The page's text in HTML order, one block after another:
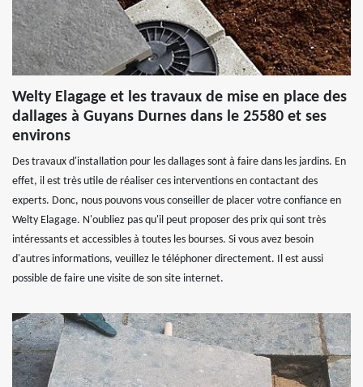
Welty Elagage et les travaux de mise en place des
dallages à Guyans Durnes dans le 25580 et ses
environs
Des travaux d'installation pour les dallages sont à faire dans les jardins. En
effet, il est très utile de réaliser ces interventions en contactant des
experts. Donc, nous pouvons vous conseiller de placer votre confiance en
Welty Elagage. N'oubliez pas qu'il peut proposer des prix qui sont très
intéressants et accessibles à toutes les bourses. Si vous avez besoin
d'autres informations, veuillez le téléphoner directement. Il est aussi
possible de faire une visite de son site internet.